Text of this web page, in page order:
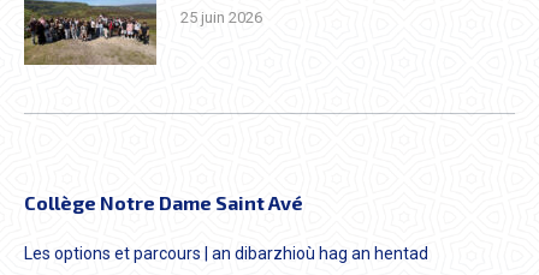
25 juin 2026
Collège Notre Dame Saint Avé
Les options et parcours | an dibarzhioù hag an hentad